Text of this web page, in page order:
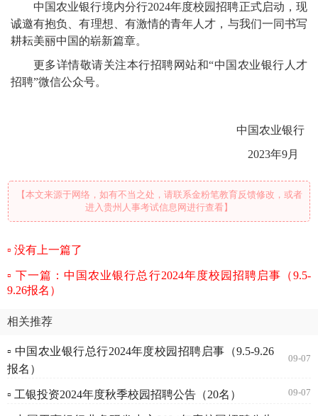
中国农业银行境内分行2024年度校园招聘正式启动，现
诚邀有抱负、有理想、有激情的青年人才，与我们一同书写
耕耘美丽中国的崭新篇章。
更多详情敬请关注本行招聘网站和“中国农业银行人才
招聘”微信公众号。
中国农业银行
2023年9月
【本文来源于网络，如有不当之处，请联系金粉笔教育反馈修改，或者
进入贵州人事考试信息网进行查看】
没有上一篇了
下一篇：中国农业银行总行2024年度校园招聘启事（9.5-
9.26报名）
相关推荐
▫ 中国农业银行总行2024年度校园招聘启事（9.5-9.26
报名）
09-07
▫ 工银投资2024年度秋季校园招聘公告（20名） 09-07